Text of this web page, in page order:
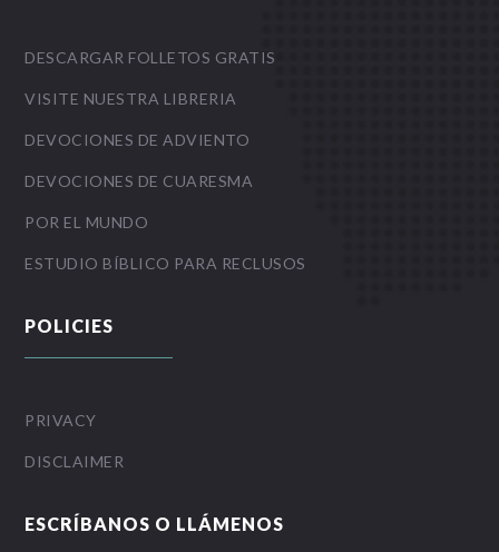
DESCARGAR FOLLETOS GRATIS
VISITE NUESTRA LIBRERIA
DEVOCIONES DE ADVIENTO
DEVOCIONES DE CUARESMA
POR EL MUNDO
ESTUDIO BÍBLICO PARA RECLUSOS
POLICIES
PRIVACY
DISCLAIMER
ESCRÍBANOS O LLÁMENOS